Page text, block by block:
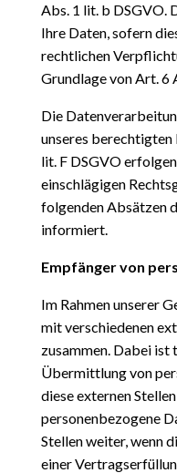
Abs. 1 lit. b DSGVO.
Ihre Daten, sofern
rechtlichen
Grundlage von Art. 6
Die
unseres berechtigten
lit. F DSGVO
einschlägigen
folgendenAbsätzen
informiert.
Empfänger von
Im Rahmen unserer
mit verschiedenen
zusammen. Dabei ist
Übermittlung von
diese externen
personenbezogene
Stellen weiter, wenn
einer